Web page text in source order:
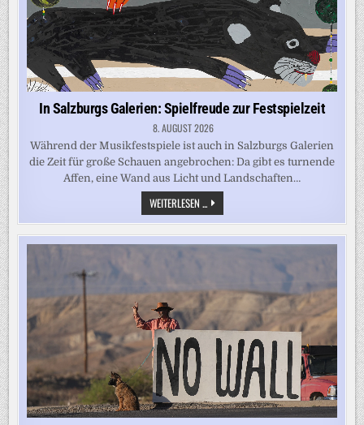
In Salzburgs Galerien: Spielfreude zur Festspielzeit
8. AUGUST 2026
Während der Musikfestspiele ist auch in Salzburgs Galerien
die Zeit für große Schauen angebrochen: Da gibt es turnende
Affen, eine Wand aus Licht und Landschaften…
WEITERLESEN ... IN
SALZBURGS
GALERIEN:
SPIELFREUDE
ZUR
FESTSPIELZEIT